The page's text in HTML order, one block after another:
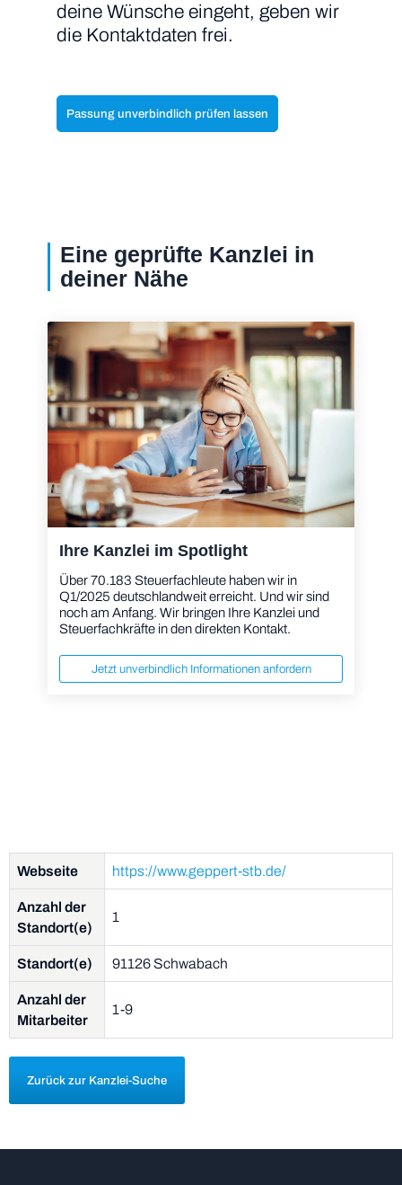
deine Wünsche eingeht, geben wir
die Kontaktdaten frei.
Passung unverbindlich prüfen lassen
Eine geprüfte Kanzlei in
deiner Nähe
Ihre Kanzlei im Spotlight
Über 70.183 Steuerfachleute haben wir in
Q1/2025 deutschlandweit erreicht. Und wir sind
noch am Anfang. Wir bringen Ihre Kanzlei und
Steuerfachkräfte in den direkten Kontakt.
Jetzt unverbindlich Informationen anfordern
Webseite https://www.geppert-stb.de/
Anzahl der
Standort(e)
1
Standort(e) 91126 Schwabach
Anzahl der
Mitarbeiter
1-9
Zurück zur Kanzlei-Suche